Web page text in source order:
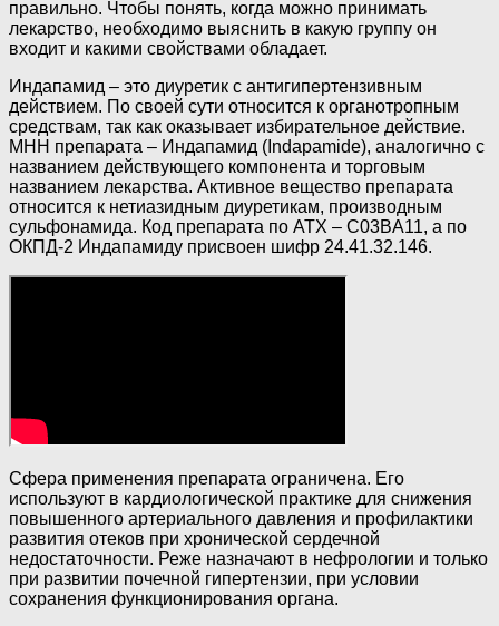
правильно. Чтобы понять, когда можно принимать
лекарство, необходимо выяснить в какую группу он
входит и какими свойствами обладает.
Индапамид – это диуретик с антигипертензивным
действием. По своей сути относится к органотропным
средствам, так как оказывает избирательное действие.
МНН препарата – Индапамид (Indapamide), аналогично с
названием действующего компонента и торговым
названием лекарства. Активное вещество препарата
относится к нетиазидным диуретикам, производным
сульфонамида. Код препарата по АТХ – C03BA11, а по
ОКПД-2 Индапамиду присвоен шифр 24.41.32.146.
Сфера применения препарата ограничена. Его
используют в кардиологической практике для снижения
повышенного артериального давления и профилактики
развития отеков при хронической сердечной
недостаточности. Реже назначают в нефрологии и только
при развитии почечной гипертензии, при условии
сохранения функционирования органа.